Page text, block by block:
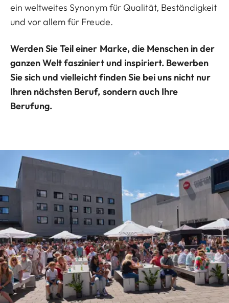
ein weltweites Synonym für Qualität, Beständigkeit
und vor allem für Freude.
Werden Sie Teil einer Marke, die Menschen in der
ganzen Welt fasziniert und inspiriert. Bewerben
Sie sich und vielleicht finden Sie bei uns nicht nur
Ihren nächsten Beruf, sondern auch Ihre
Berufung.